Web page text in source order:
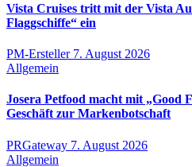
Vista Cruises tritt mit der Vista
Flaggschiffe“ ein
PM-Ersteller 7. August 2026
Allgemein
Josera Petfood macht mit „Good
Geschäft zur Markenbotschaft
PRGateway 7. August 2026
Allgemein